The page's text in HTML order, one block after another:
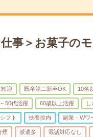
事＞お菓子の
迎 既卒第二新卒OK 10名
50代活躍 60歳以上活躍
シフト 扶養控内 副業・Wワ
煙 派遣多 電話対応なし